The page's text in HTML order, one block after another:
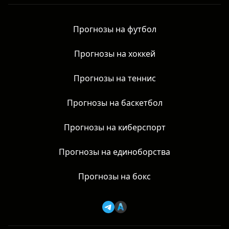
Прогнозы на футбол
Прогнозы на хоккей
Прогнозы на теннис
Прогнозы на баскетбол
Прогнозы на киберспорт
Прогнозы на единоборства
Прогнозы на бокс